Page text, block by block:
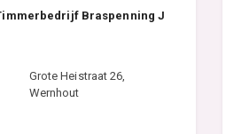
Braspenning J
Grote Heistraat 26,
Wernhout